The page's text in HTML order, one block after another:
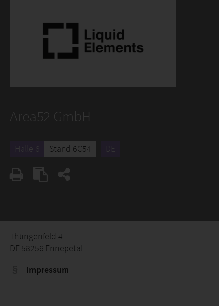
Area52 GmbH
Halle 6 Stand 6C54 DE
Thüngenfeld 4
DE 58256 Ennepetal
Impressum